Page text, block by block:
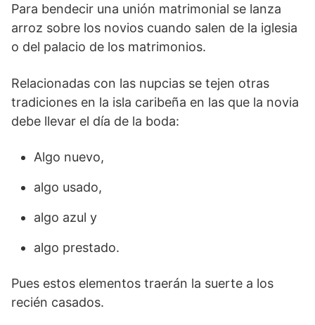
Para bendecir una unión matrimonial se lanza
arroz sobre los novios cuando salen de la iglesia
o del palacio de los matrimonios.
Relacionadas con las nupcias se tejen otras
tradiciones en la isla caribeña en las que la novia
debe llevar el día de la boda:
Algo nuevo,
algo usado,
algo azul y
algo prestado.
Pues estos elementos traerán la suerte a los
recién casados.